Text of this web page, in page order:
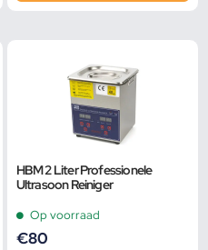
HBM 2 Liter Professionele
Ultrasoon Reiniger
Op voorraad
€80